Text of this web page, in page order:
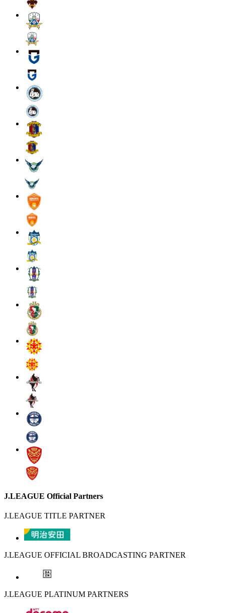
J.LEAGUE Official Partners
J.LEAGUE TITLE PARTNER
J.LEAGUE OFFICIAL BROADCASTING PARTNER
J.LEAGUE PLATINUM PARTNERS